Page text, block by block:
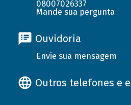
08007026337
Mande sua pergunta
Ouvidoria
Envie sua mensagem
Outros telefones e